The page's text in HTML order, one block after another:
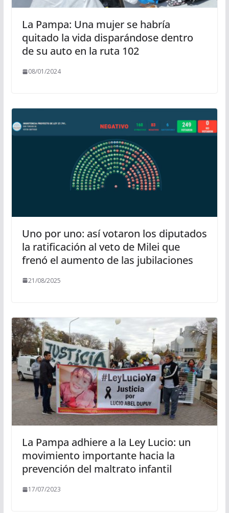
La Pampa: Una mujer se habría
quitado la vida disparándose dentro
de su auto en la ruta 102
08/01/2024
Uno por uno: así votaron los diputados
la ratificación al veto de Milei que
frenó el aumento de las jubilaciones
21/08/2025
La Pampa adhiere a la Ley Lucio: un
movimiento importante hacia la
prevención del maltrato infantil
17/07/2023